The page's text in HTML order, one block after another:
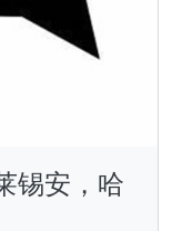
锡安，哈